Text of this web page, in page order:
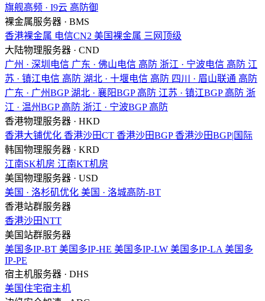
旗舰高频 · I9云 高防御
裸金属服务器 · BMS
香港裸金属 电信CN2 美国裸金属 三网顶级
大陆物理服务器 · CND
广州 · 深圳电信 广东 · 佛山电信 高防 浙江 · 宁波电信 高防 江
苏 · 镇江电信 高防 湖北 · 十堰电信 高防 四川 · 眉山联通 高防
广东 · 广州BGP 湖北 · 襄阳BGP 高防 江苏 · 镇江BGP 高防 浙
江 · 温州BGP 高防 浙江 · 宁波BGP 高防
香港物理服务器 · HKD
香港大铺优化 香港沙田CT 香港沙田BGP 香港沙田BGP|国际
韩国物理服务器 · KRD
江南SK机房 江南KT机房
美国物理服务器 · USD
美国 · 洛杉矶优化 美国 · 洛城高防-BT
香港站群服务器
香港沙田NTT
美国站群服务器
美国多IP-BT 美国多IP-HE 美国多IP-LW 美国多IP-LA 美国多
IP-PE
宿主机服务器 · DHS
美国住宅宿主机